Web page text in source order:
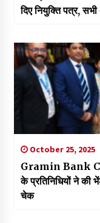
दिए नियुक्ति पत्र, सभी
October 25, 2025
Gramin Bank
के प्रतिनिधियों ने की
चेक